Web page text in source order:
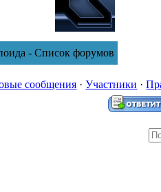
- Список форумов
сообщения ·Участники ·